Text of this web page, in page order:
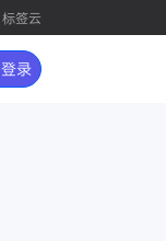
标签云
登录